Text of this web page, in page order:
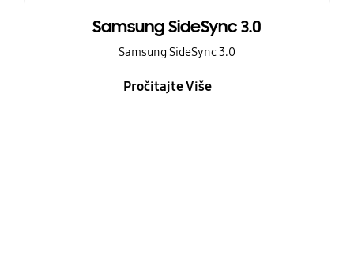
Samsung SideSync 3.0
Samsung SideSync 3.0
Pročitajte Više